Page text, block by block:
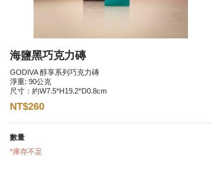
冰享系列
巧克力磚/巧克力豆
海鹽黑巧克力磚
GODIVA 醇享系列巧克力磚
淨重: 90公克
尺寸：約W7.5*H19.2*D0.8cm
NT$260
數量
*庫存不足